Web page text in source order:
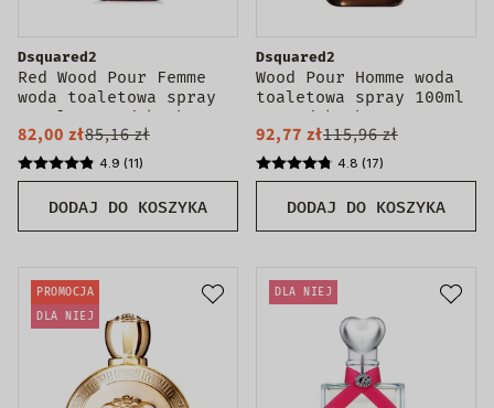
DODAJ DO KOSZYKA
Dsquared2
Red Wood Pour Femme
woda toaletowa spray
100ml - produkt bez
opakowania
82,00 zł85,16 zł
4.9 (11)
DODAJ DO KOSZYKA
Dsquared2
Wood Pour Homme woda
toaletowa spray 100ml
- produkt bez
opakowania
92,77 zł115,96 zł
4.8 (17)
PROMOCJA
DLA NIEJ
DLA NIEJ